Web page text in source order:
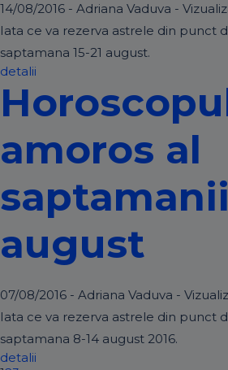
14/08/2016 - Adriana Vaduva -
Iata ce va rezerva astrele din punct
saptamana 15-21 august.
detalii
amoros al
august
07/08/2016 - Adriana Vaduva -
Iata ce va rezerva astrele din punct
saptamana 8-14 august 2016.
detalii